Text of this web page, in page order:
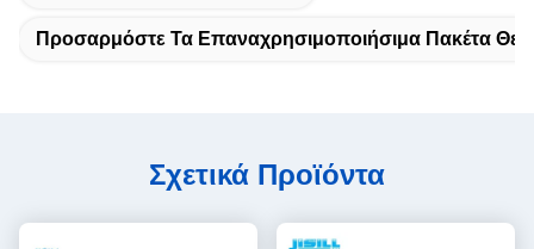
Προσαρμόστε Τα Επαναχρησιμοποιήσιμα Πακέτα
Σχετικά Προϊόντα